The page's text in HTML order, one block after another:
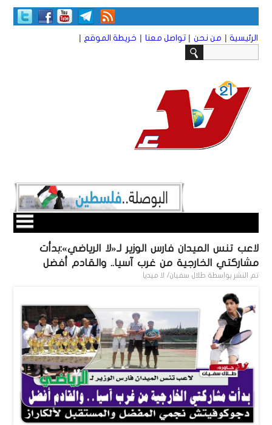
الرئيسية | من نحن | تواصل معنا | خريطة الموقع |
لاعب تنس الميدان فارس الوزير لـ«لا الرياضي»:بدأت
مشاركتي الخارجية من غرب آسيا.. والقادم أفضل
تم النشر بواسطة طلال سفيان/ لا ميديا